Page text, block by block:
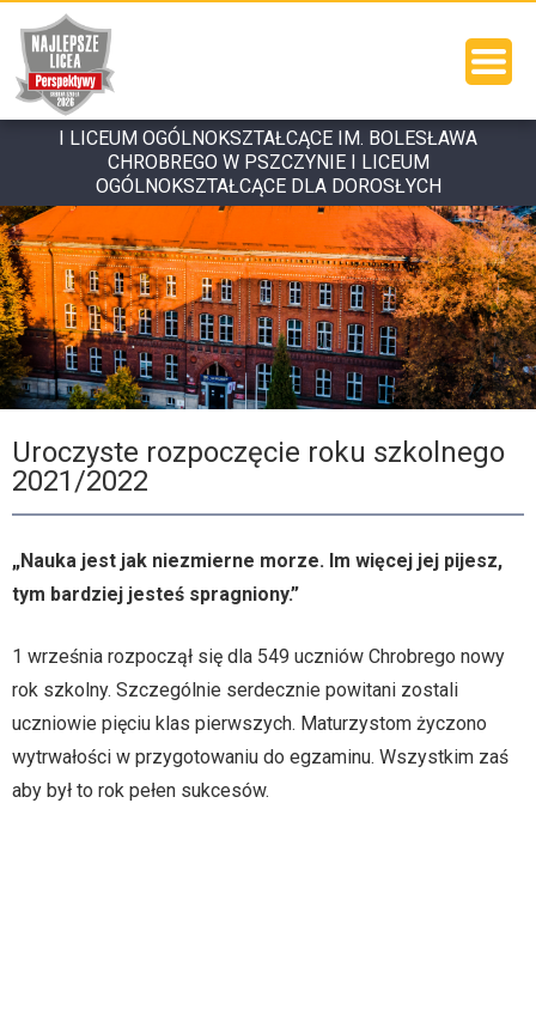
I LICEUM OGÓLNOKSZTAŁCĄCE IM. BOLESŁAWA
CHROBREGO W PSZCZYNIE I LICEUM
OGÓLNOKSZTAŁCĄCE DLA DOROSŁYCH
Uroczyste rozpoczęcie roku szkolnego
2021/2022
„Nauka jest jak niezmierne morze. Im więcej jej pijesz,
tym bardziej jesteś spragniony.”
1 września rozpoczął się dla 549 uczniów Chrobrego nowy
rok szkolny. Szczególnie serdecznie powitani zostali
uczniowie pięciu klas pierwszych. Maturzystom życzono
wytrwałości w przygotowaniu do egzaminu. Wszystkim zaś
aby był to rok pełen sukcesów.